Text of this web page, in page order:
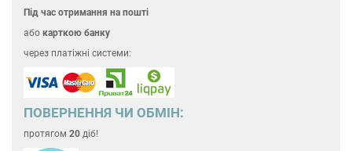
Під час отримання на пошті
або карткою банку
через платіжні системи:
ПОВЕРНЕННЯ ЧИ ОБМІН:
протягом 20 діб!